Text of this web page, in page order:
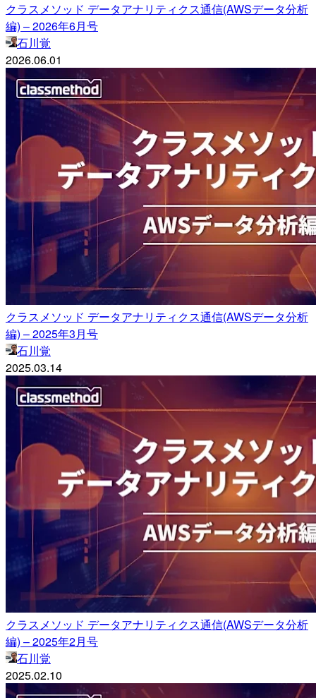
クラスメソッド データアナリティクス通信(AWSデータ分析
編) – 2026年6月号
石川覚
2026.06.01
クラスメソッド データアナリティクス通信(AWSデータ分析
編) – 2025年3月号
石川覚
2025.03.14
クラスメソッド データアナリティクス通信(AWSデータ分析
編) – 2025年2月号
石川覚
2025.02.10